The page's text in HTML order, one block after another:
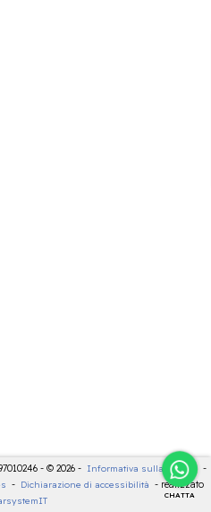
CHATTA
- © 2026 - Informativa sulla privacy -
- Dichiarazione di accessibilità - realizzato